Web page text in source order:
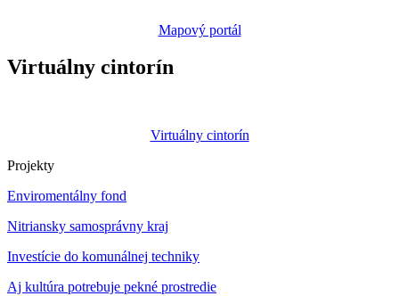
Mapový portál
Virtuálny cintorín
Virtuálny cintorín
Projekty
Enviromentálny fond
Nitriansky samosprávny kraj
Investície do komunálnej techniky
Aj kultúra potrebuje pekné prostredie